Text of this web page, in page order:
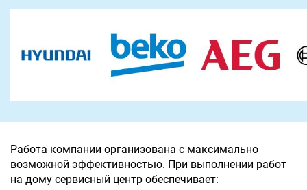
Работа компании организована с максимально
возможной эффективностью. При выполнении работ
на дому сервисный центр обеспечивает: